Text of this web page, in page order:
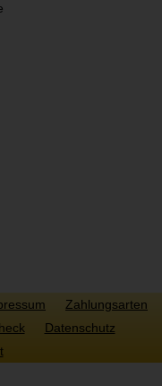
Zahlungsarten
Datenschutz